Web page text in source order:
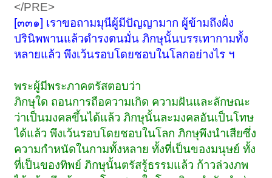
</PRE>
[๓๓๑] เราขอถามมุนีผู้มีปัญญามาก ผู้ข้ามถึงฝั่ง
ปรินิพพานแล้วดำรงตนมั่น ภิกษุนั้นบรรเทากามทั้ง
หลายแล้ว พึงเว้นรอบโดยชอบในโลกอย่างไร ฯ
พระผู้มีพระภาคตรัสตอบว่า
ภิกษุใด ถอนการถือความเกิด ความฝันและลักษณะ
ว่าเป็นมงคลขึ้นได้แล้ว ภิกษุนั้นละมงคลอันเป็นโทษ
ได้แล้ว พึงเว้นรอบโดยชอบในโลก ภิกษุพึงนำเสียซึ่ง
ความกำหนัดในกามทั้งหลาย ทั้งที่เป็นของมนุษย์ ทั้ง
ที่เป็นของทิพย์ ภิกษุนั้นตรัสรู้ธรรมแล้ว ก้าวล่วงภพ